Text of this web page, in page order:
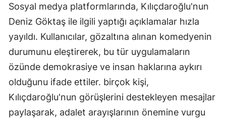
Sosyal medya platformlarında, Kılıçdaroğlu'nun
Deniz Göktaş ile ilgili yaptığı açıklamalar hızla
yayıldı. Kullanıcılar, gözaltına alınan komedyenin
durumunu eleştirerek, bu tür uygulamaların
özünde demokrasiye ve insan haklarına aykırı
olduğunu ifade ettiler. birçok kişi,
Kılıçdaroğlu'nun görüşlerini destekleyen mesajlar
paylaşarak, adalet arayışlarının önemine vurgu